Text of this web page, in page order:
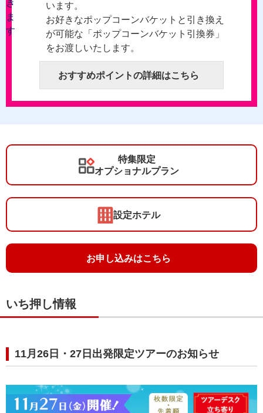
います。
お好きなポップコーンバケットと引き換え
が可能な「ポップコーンバケット引換券」
をお渡しいたします。
おすすめポイントの詳細はこちら
特集限定
オプショナルプラン
設定ホテル
お申し込みはこちら
いち押し情報
11月26日・27日出発限定ツアーのお知らせ